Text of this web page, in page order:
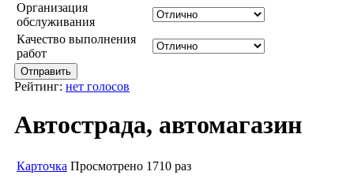
Организация
обслуживания
Качество выполнения
работ
Рейтинг: нет голосов
Автострада, автомагазин
Карточка Просмотрено 1710 раз